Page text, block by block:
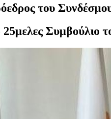
του
Συμβούλιο